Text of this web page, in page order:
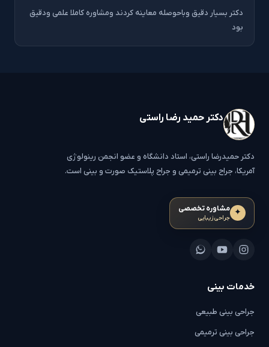
دکتر بسیار دقیق وباحوصله معاینه کردند ومشاوره کاملا علمی ودقیق
بود
دکتر حمید رضا راستی
دکتر حمیدرضا راستی، استاد دانشگاه و عضو انجمن رینولوژی
آمریکا، جراح بینی ترمیمی و جراح پلاستیک صورت و بینی است.
✦ مشاوره تخصصی
جراحی زیبایی
خدمات بینی
جراحی بینی طبیعی
جراحی بینی ترمیمی